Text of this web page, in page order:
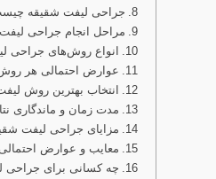
جراحی لیفت شقیقه
مراحل انجام جراحی
انواع روش‌های جراحی
عوارض احتمالی هر
انتخاب بهترین روش
مدت زمان و ماندگاری
مزایای جراحی لیفت
معایب و عوارض احتمالی
چه کسانی برای جراحی